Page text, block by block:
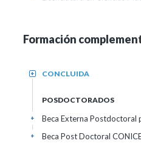
Formación
CONCLUIDA
+
POSDOCTORADOS
Beca Externa Postdoctoral
+
Beca Post Doctoral
+